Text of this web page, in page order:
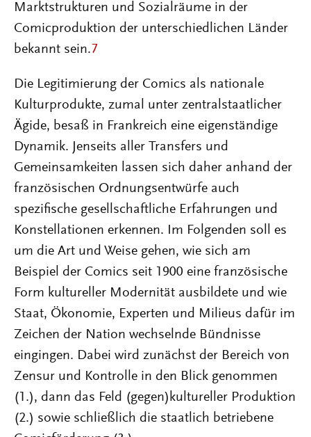
Marktstrukturen und Sozialräume in der
Comicproduktion der unterschiedlichen Länder
bekannt sein.7
Die Legitimierung der Comics als nationale
Kulturprodukte, zumal unter zentralstaatlicher
Ägide, besaß in Frankreich eine eigenständige
Dynamik. Jenseits aller Transfers und
Gemeinsamkeiten lassen sich daher anhand der
französischen Ordnungsentwürfe auch
spezifische gesellschaftliche Erfahrungen und
Konstellationen erkennen. Im Folgenden soll es
um die Art und Weise gehen, wie sich am
Beispiel der Comics seit 1900 eine französische
Form kultureller Modernität ausbildete und wie
Staat, Ökonomie, Experten und Milieus dafür im
Zeichen der Nation wechselnde Bündnisse
eingingen. Dabei wird zunächst der Bereich von
Zensur und Kontrolle in den Blick genommen
(1.), dann das Feld (gegen)kultureller Produktion
(2.) sowie schließlich die staatlich betriebene